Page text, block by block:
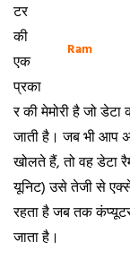
Ram
टर
की
एक
प्रका
र की मेमोरी है जो
जाती है। जब भी आप
खोलते हैं, तो वह डेटा
यूनिट) उसे तेजी से
रहता है जब तक
जाता है।